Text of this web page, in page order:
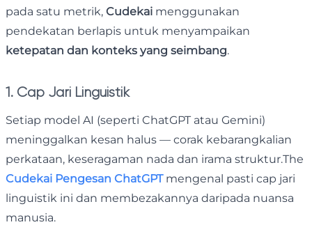
pada satu metrik, Cudekai menggunakan
pendekatan berlapis untuk menyampaikan
ketepatan dan konteks yang seimbang.
1. Cap Jari Linguistik
Setiap model AI (seperti ChatGPT atau Gemini)
meninggalkan kesan halus — corak kebarangkalian
perkataan, keseragaman nada dan irama struktur.The
Cudekai Pengesan ChatGPTmengenal pasti cap jari
linguistik ini dan membezakannya daripada nuansa
manusia.